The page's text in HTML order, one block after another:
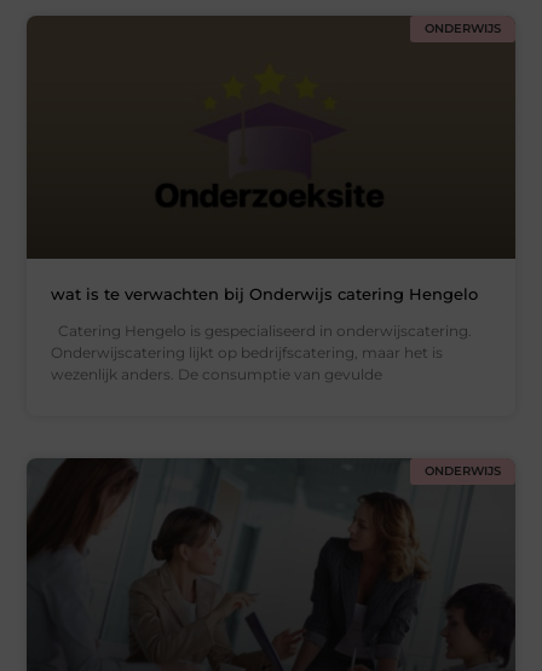
ONDERWIJS
wat is te verwachten bij Onderwijs catering Hengelo
Catering Hengelo is gespecialiseerd in onderwijscatering.
Onderwijscatering lijkt op bedrijfscatering, maar het is
wezenlijk anders. De consumptie van gevulde
ONDERWIJS